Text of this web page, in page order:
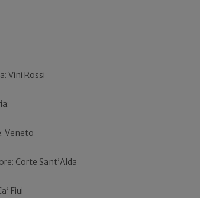
Vini Rossi
Veneto
Corte Sant’Alda
Fiui